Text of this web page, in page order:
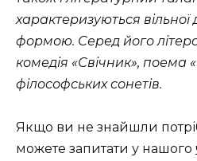
характеризуються
формою. Серед його
комедія «Свічник», поема
філософських сонетів.
Якщо ви не знайшли
можете запитати у нашого